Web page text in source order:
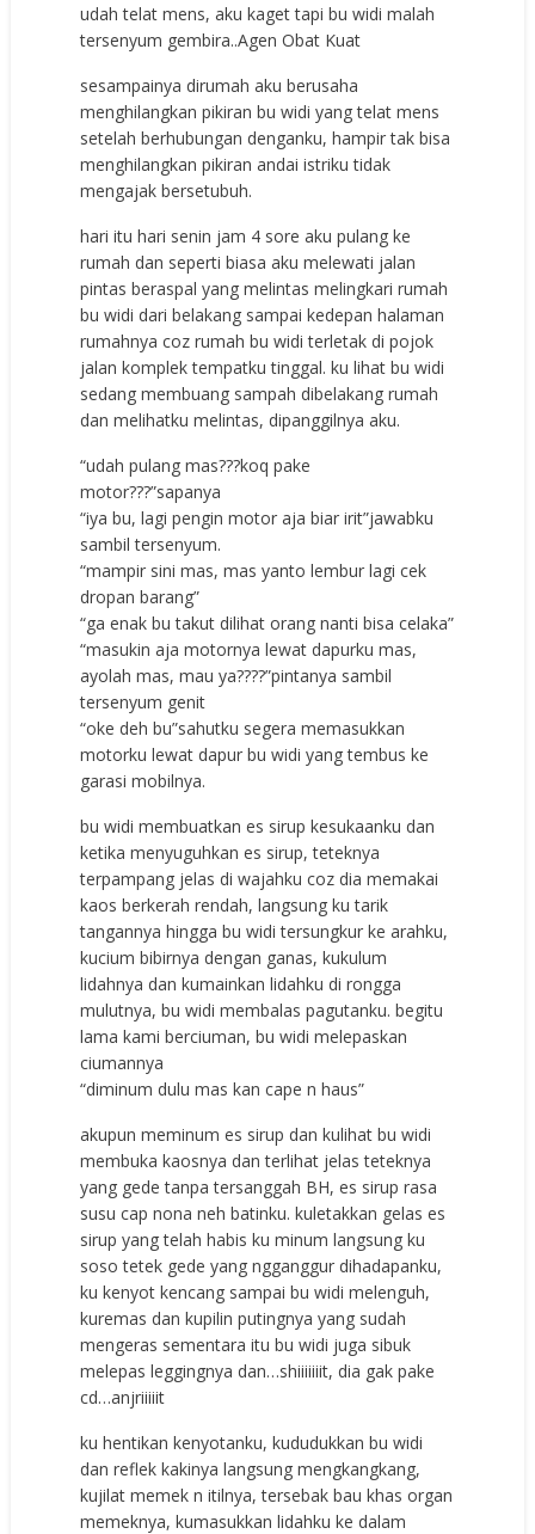
udah telat mens, aku kaget tapi bu widi malah
tersenyum gembira..Agen Obat Kuat
sesampainya dirumah aku berusaha
menghilangkan pikiran bu widi yang telat mens
setelah berhubungan denganku, hampir tak bisa
menghilangkan pikiran andai istriku tidak
mengajak bersetubuh.
hari itu hari senin jam 4 sore aku pulang ke
rumah dan seperti biasa aku melewati jalan
pintas beraspal yang melintas melingkari rumah
bu widi dari belakang sampai kedepan halaman
rumahnya coz rumah bu widi terletak di pojok
jalan komplek tempatku tinggal. ku lihat bu widi
sedang membuang sampah dibelakang rumah
dan melihatku melintas, dipanggilnya aku.
“udah pulang mas???koq pake
motor???”sapanya
“iya bu, lagi pengin motor aja biar irit”jawabku
sambil tersenyum.
“mampir sini mas, mas yanto lembur lagi cek
dropan barang”
“ga enak bu takut dilihat orang nanti bisa celaka”
“masukin aja motornya lewat dapurku mas,
ayolah mas, mau ya????”pintanya sambil
tersenyum genit
“oke deh bu”sahutku segera memasukkan
motorku lewat dapur bu widi yang tembus ke
garasi mobilnya.
bu widi membuatkan es sirup kesukaanku dan
ketika menyuguhkan es sirup, teteknya
terpampang jelas di wajahku coz dia memakai
kaos berkerah rendah, langsung ku tarik
tangannya hingga bu widi tersungkur ke arahku,
kucium bibirnya dengan ganas, kukulum
lidahnya dan kumainkan lidahku di rongga
mulutnya, bu widi membalas pagutanku. begitu
lama kami berciuman, bu widi melepaskan
ciumannya
“diminum dulu mas kan cape n haus”
akupun meminum es sirup dan kulihat bu widi
membuka kaosnya dan terlihat jelas teteknya
yang gede tanpa tersanggah BH, es sirup rasa
susu cap nona neh batinku. kuletakkan gelas es
sirup yang telah habis ku minum langsung ku
soso tetek gede yang ngganggur dihadapanku,
ku kenyot kencang sampai bu widi melenguh,
kuremas dan kupilin putingnya yang sudah
mengeras sementara itu bu widi juga sibuk
melepas leggingnya dan…shiiiiiiit, dia gak pake
cd…anjriiiiit
ku hentikan kenyotanku, kududukkan bu widi
dan reflek kakinya langsung mengkangkang,
kujilat memek n itilnya, tersebak bau khas organ
memeknya, kumasukkan lidahku ke dalam